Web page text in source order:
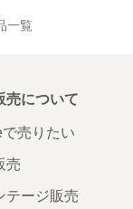
一覧
売について
売りたい
売
テージ販売